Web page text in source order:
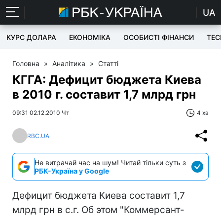
UA
КУРС ДОЛАРА ЕКОНОМІКА ОСОБИСТІ ФІНАНСИ
Головна » Аналітика » Статті
КГГА: Дефицит бюджета Киева
в 2010 г. составит 1,7 млрд грн
09:31 02.12.2010 Чт 4 хв
RBC.UA
Не витрачай час на шум! Читай тільки суть з
РБК-Україна у Google
Дефицит бюджета Киева составит 1,7
млрд грн в с.г. Об этом "Коммерсант-